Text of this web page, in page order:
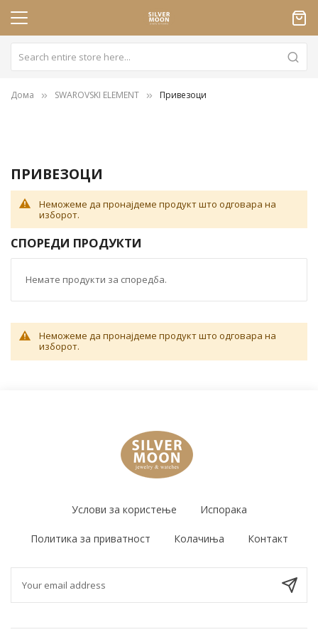
Дома SWAROVSKI ELEMENT Привезоци
ПРИВЕЗОЦИ
Неможеме да пронајдеме продукт што одговара на
изборот.
СПОРЕДИ ПРОДУКТИ
Немате продукти за споредба.
Неможеме да пронајдеме продукт што одговара на
изборот.
Услови за користење Испорака
Политика за приватност Колачиња Контакт